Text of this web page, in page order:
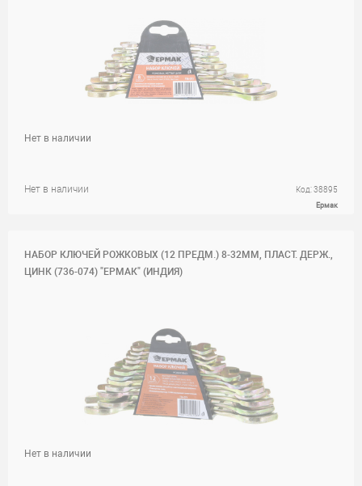
Нет в наличии Код: 38895
Ермак
Нет в наличии
НАБОР КЛЮЧЕЙ РОЖКОВЫХ (12 ПРЕДМ.) 8-32ММ, ПЛАСТ. ДЕРЖ.,
ЦИНК (736-074) "ЕРМАК" (ИНДИЯ)
Нет в наличии